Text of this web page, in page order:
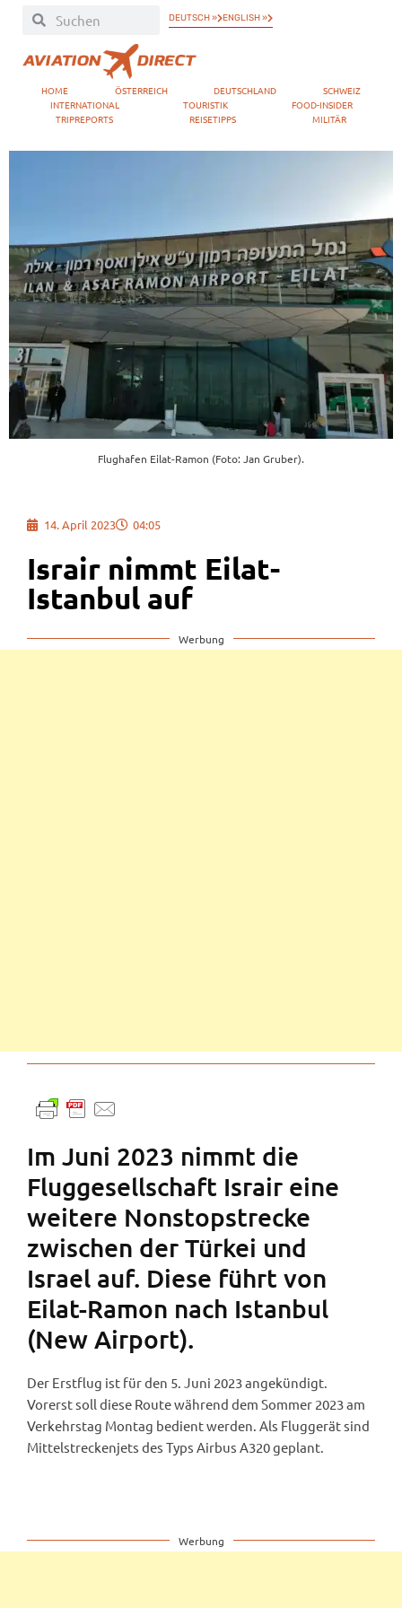
DEUTSCH » ENGLISH »
HOME ÖSTERREICH DEUTSCHLAND
SCHWEIZ
INTERNATIONAL
TOURISTIK
FOOD-INSIDER
TRIPREPORTS
REISETIPPS MILITÄR
Flughafen Eilat-Ramon (Foto: Jan Gruber).
14. April 2023 04:05
Israir nimmt Eilat-
Istanbul auf
Werbung
Im Juni 2023 nimmt die
Fluggesellschaft Israir eine
weitere Nonstopstrecke
zwischen der Türkei und
Israel auf. Diese führt von
Eilat-Ramon nach Istanbul
(New Airport).
Der Erstflug ist für den 5. Juni 2023 angekündigt.
Vorerst soll diese Route während dem Sommer 2023 am
Verkehrstag Montag bedient werden. Als Fluggerät sind
Mittelstreckenjets des Typs Airbus A320 geplant.
Werbung